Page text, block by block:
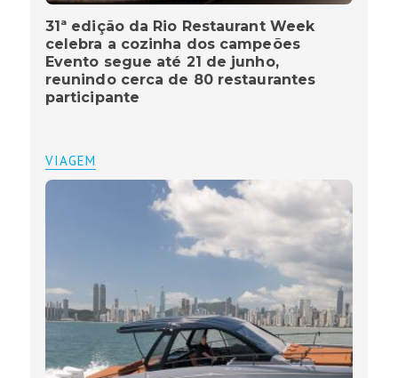
31ª edição da Rio Restaurant Week
celebra a cozinha dos campeões
Evento segue até 21 de junho,
reunindo cerca de 80 restaurantes
participante
VIAGEM